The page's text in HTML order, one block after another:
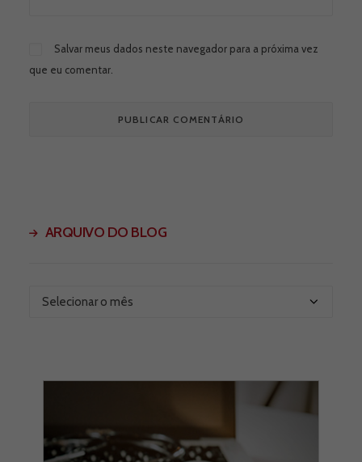
Salvar meus dados neste navegador para a próxima vez
que eu comentar.
ARQUIVO DO BLOG
Arquivo